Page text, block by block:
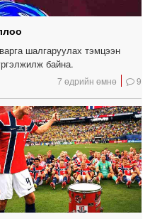
шалгаруулах тэмцээн
байна.
7 өдрийн өмнө 9